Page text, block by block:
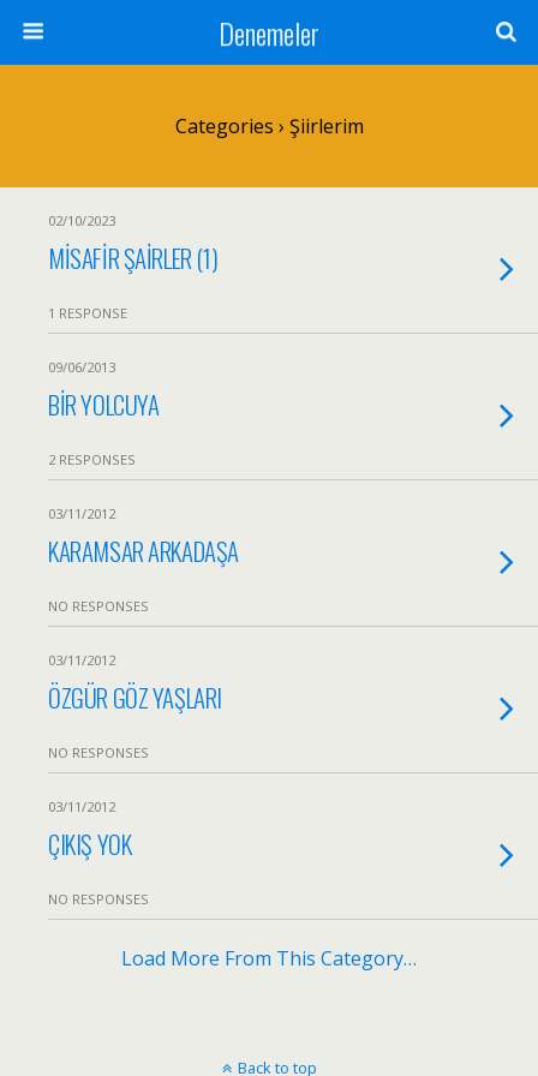
Denemeler
Categories › Şiirlerim
02/10/2023
MİSAFİR ŞAİRLER (1)
1 RESPONSE
09/06/2013
BİR YOLCUYA
2 RESPONSES
03/11/2012
KARAMSAR ARKADAŞA
NO RESPONSES
03/11/2012
ÖZGÜR GÖZ YAŞLARI
NO RESPONSES
03/11/2012
ÇIKIŞ YOK
NO RESPONSES
Load More From This Category…
Back to top